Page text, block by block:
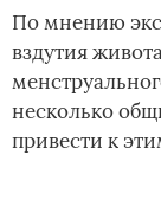
По мнению
вздутия
несколько
привести к